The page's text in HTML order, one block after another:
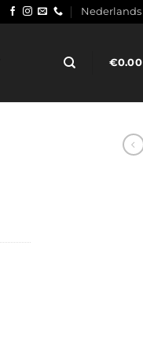
Nederlands
€0.00